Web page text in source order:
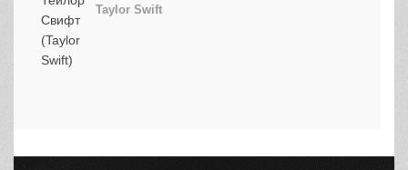
Taylor Swift